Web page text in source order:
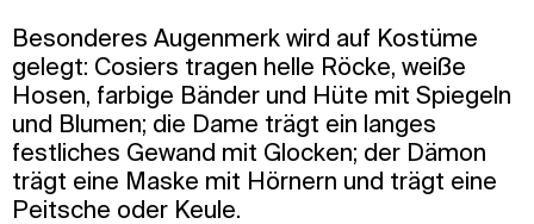
Besonderes Augenmerk wird auf Kostüme
gelegt: Cosiers tragen helle Röcke, weiße
Hosen, farbige Bänder und Hüte mit Spiegeln
und Blumen; die Dame trägt ein langes
festliches Gewand mit Glocken; der Dämon
trägt eine Maske mit Hörnern und trägt eine
Peitsche oder Keule.